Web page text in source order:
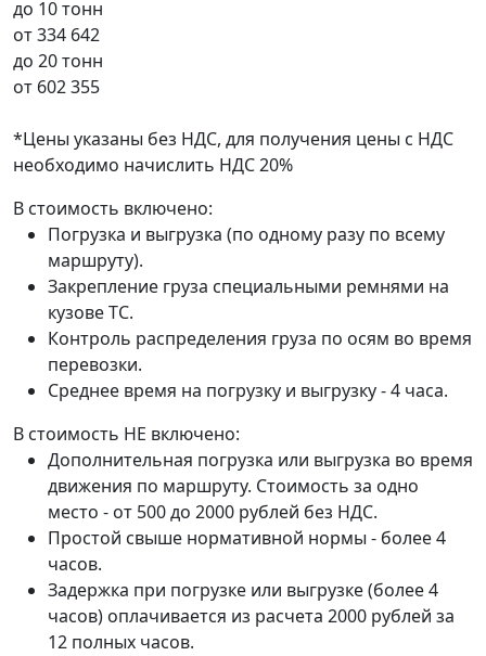
до 10 тонн
от334 642
до 20 тонн
от 602 355
*Цены указаны без НДС, для получения цены с НДС
необходимо начислить НДС 20%
В стоимость включено:
Погрузка и выгрузка (по одному разу по всему
маршруту).
Закрепление груза специальными ремнями на
кузове ТС.
Контроль распределения груза по осям во время
перевозки.
Среднее время на погрузку и выгрузку - 4 часа.
В стоимость НЕ включено:
Дополнительная погрузка или выгрузка во время
движения по маршруту. Стоимость за одно
место - от 500 до 2000 рублей без НДС.
Простой свыше нормативной нормы - более 4
часов.
Задержка при погрузке или выгрузке (более 4
часов) оплачивается из расчета 2000 рублей за
12 полных часов.